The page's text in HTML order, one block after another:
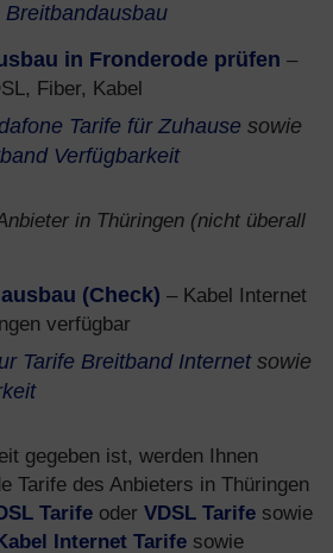
Breitbandausbau
in Fronderode prüfen –
Fiber, Kabel
Tarife für Zuhause sowie
Verfügbarkeit
in Thüringen (nicht überall
(Check) – Kabel Internet
verfügbar
Tarife Breitband Internetsowie
gegeben ist, werden Ihnen
Tarife des Anbieters in Thüringen
Tarife oder VDSL Tarife sowie
Internet Tarife sowie